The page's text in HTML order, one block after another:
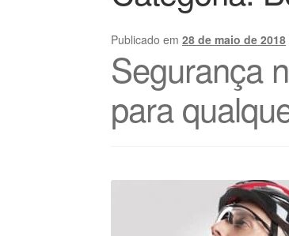
Publicado em28 de maio de 2018
Segurança
para